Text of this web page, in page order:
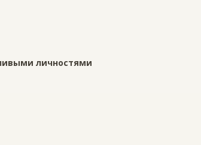
личностями